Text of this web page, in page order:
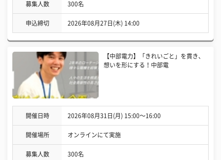
募集人数 300名
申込締切 2026年08月27日(木) 14:00
【中部電力】「きれいごと」を貫き、
想いを形にする！中部電
開催日時 2026年08月31日(月) 15:00〜16:00
開催場所 オンラインにて実施
募集人数 300名